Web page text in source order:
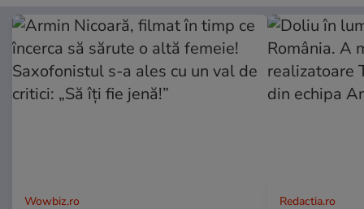
Wowbiz.ro Redactia.ro